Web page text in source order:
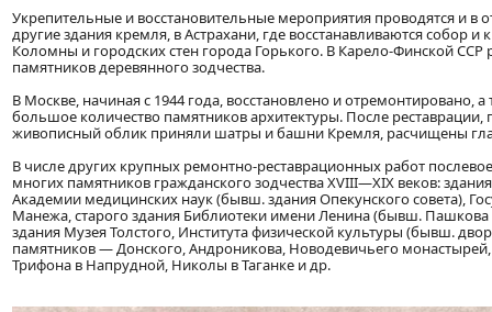
Укрепительные и восстановительные мероприятия проводятся и в
другие здания кремля, в Астрахани, где восстанавливаются собор
Коломны и городских стен города Горького. В Карело-Финской
памятников деревянного зодчества.
В Москве, начиная с 1944 года, восстановлено и отремонтировано,
большое количество памятников архитектуры. После
живописный облик приняли шатры и башни Кремля, расчищены
В числе других крупных ремонтно-реставрационных работ
многих памятников гражданского зодчества XVIII—XIX веков:
Академии медицинских наук (бывш. здания Опекунского совета),
Манежа, старого здания Библиотеки имени Ленина (бывш.
здания Музея Толстого, Института физической культуры (бывш.
памятников — Донского, Андроникова, Новодевичьего
Трифона в Напрудной, Николы в Таганке и др.